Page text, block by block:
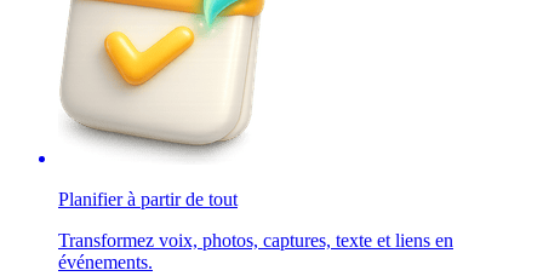
Planifier à partir de tout
Transformez voix, photos, captures, texte et liens en
événements.